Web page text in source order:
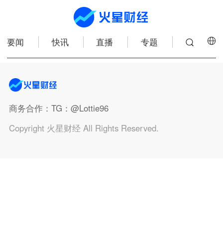
要闻 快讯 直播 专题
商务合作：TG：@Lottie96
Copyright 火星财经 All Rights Reserved.